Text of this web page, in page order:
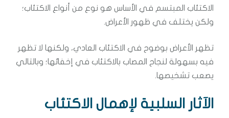
الاكتئاب المبتسم في الأساس هو نوع من أنواع الاكتئاب؛
ولكن يختلف في ظهور الأعراض.
تظهر الأعراض بوضوح في الاكتئاب العادي، ولكنها لا تظهر
فيه بسهولة لنجاح المصاب بالاكتئاب في إخفائها؛ وبالتالي
يصعب تشخيصها.
الآثار السلبية لإهمال الاكتئاب